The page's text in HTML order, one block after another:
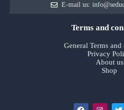
E-mail us:
Terms and
General Terms
Privacy
About us
Shop